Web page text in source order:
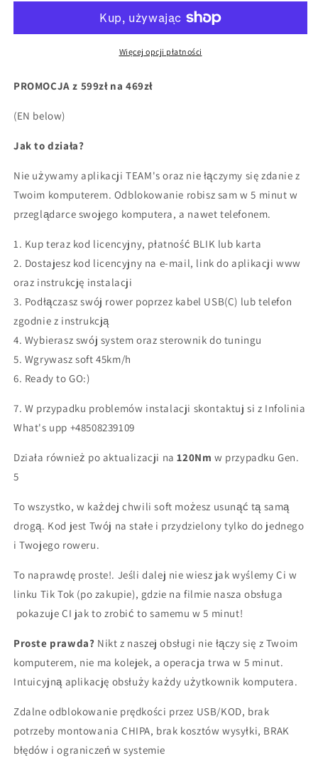
Gen
45km/h
Tuning
oprogramowanie
-
kolejek
5
minut!/ENG
Smart
Gen
45km/h
kolejek
5
minut!/ENG
Więcej opcji płatności
PROMOCJA z 599zł na 469zł
(EN below)
Jak to działa?
Nie używamy aplikacji TEAM's oraz nie łączymy się zdanie z
Twoim komputerem. Odblokowanie robisz sam w 5 minut w
przeglądarce swojego komputera, a nawet telefonem.
1. Kup teraz kod licencyjny, płatność BLIK lub karta
2. Dostajesz kod licencyjny na e-mail, link do aplikacji www
oraz instrukcję instalacji
3. Podłączasz swój rower poprzez kabel USB(C) lub telefon
zgodnie z instrukcją
4. Wybierasz swój system oraz sterownik do tuningu
5. Wgrywasz soft 45km/h
6. Ready to GO:)
7. W przypadku problemów instalacji skontaktuj si z Infolinia
What's upp +48508239109
Działa również po aktualizacji na120Nm w przypadku Gen.
5
To wszystko, w każdej chwili soft możesz usunąć tą samą
drogą. Kod jest Twój na stałe i przydzielony tylko do jednego
i Twojego roweru.
To naprawdę proste!. Jeśli dalej nie wiesz jak wyślemy Ci w
linku Tik Tok (po zakupie), gdzie na filmie nasza obsługa
pokazuje CI jak to zrobić to samemu w 5 minut!
Proste prawda? Nikt z naszej obsługi nie łączy się z Twoim
komputerem, nie ma kolejek, a operacja trwa w 5 minut.
Intuicyjną aplikację obsłuży każdy użytkownik komputera.
Zdalne odblokowanie prędkości przez USB/KOD, brak
potrzeby montowania CHIPA, brak kosztów wysyłki, BRAK
błędów i ograniczeń w systemie